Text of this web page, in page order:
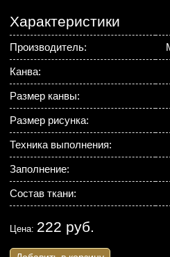
Характеристики
Производитель:
Канва:
Размер канвы:
Размер рисунка:
Техника выполнения:
Заполнение:
Состав ткани:
Цена: 222 руб.